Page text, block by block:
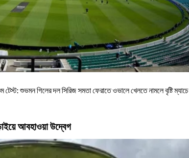
শুভমন গিলের দল সিরিজ সমতা ফেরাতে ওভালে খেলতে নামলে বৃষ্টি ম্যাচে
আবহাওয়া উদ্বেগ